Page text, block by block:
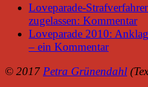
Loveparade-
zugelassen: Kommentar
Loveparade 2010:
– ein Kommentar
© 2017 Petra Grünendahl